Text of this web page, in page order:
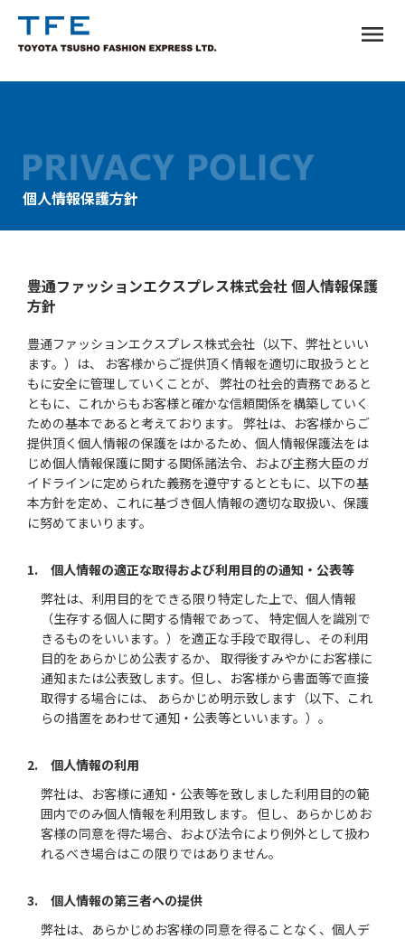
menu
個人情報保護方針
豊通ファッションエクスプレス株式会社 個人情報保護
方針
豊通ファッションエクスプレス株式会社（以下、弊社といい
ます。）は、 お客様からご提供頂く情報を適切に取扱うとと
もに安全に管理していくことが、 弊社の社会的責務であると
ともに、これからもお客様と確かな信頼関係を構築していく
ための基本であると考えております。 弊社は、お客様からご
提供頂く個人情報の保護をはかるため、個人情報保護法をは
じめ個人情報保護に関する関係諸法令、および主務大臣のガ
イドラインに定められた義務を遵守するとともに、以下の基
本方針を定め、これに基づき個人情報の適切な取扱い、保護
に努めてまいります。
1. 個人情報の適正な取得および利用目的の通知・公表等
弊社は、利用目的をできる限り特定した上で、個人情報
（生存する個人に関する情報であって、 特定個人を識別で
きるものをいいます。）を適正な手段で取得し、その利用
目的をあらかじめ公表するか、 取得後すみやかにお客様に
通知または公表致します。但し、お客様から書面等で直接
取得する場合には、 あらかじめ明示致します（以下、これ
らの措置をあわせて通知・公表等といいます。）。
2. 個人情報の利用
弊社は、お客様に通知・公表等を致しました利用目的の範
囲内でのみ個人情報を利用致します。 但し、あらかじめお
客様の同意を得た場合、および法令により例外として扱わ
れるべき場合はこの限りではありません。
3. 個人情報の第三者への提供
弊社は、あらかじめお客様の同意を得ることなく、個人デ